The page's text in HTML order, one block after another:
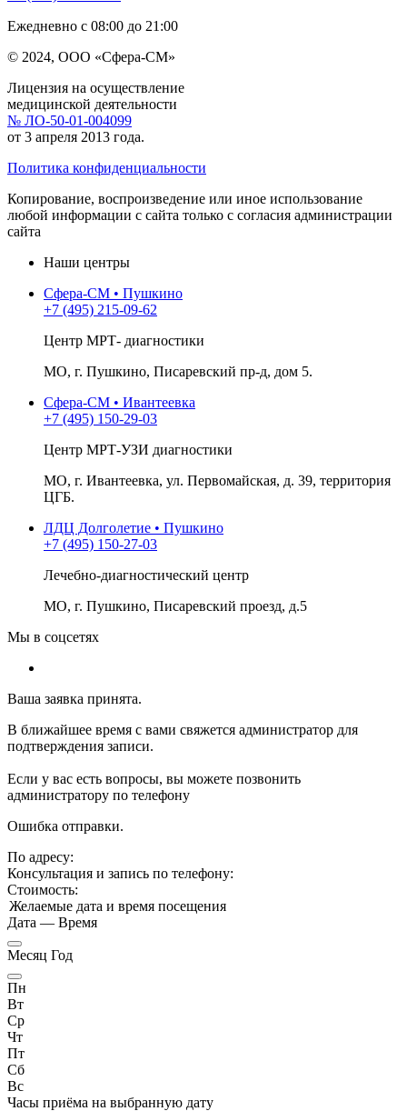
Ежедневно с 08:00 до 21:00
© 2024, ООО «Сфера-СМ»
Лицензия на осуществление
медицинской деятельности
№ ЛО-50-01-004099
от 3 апреля 2013 года.
Политика конфиденциальности
Копирование, воспроизведение или иное использование
любой информации с сайта только с согласия администрации
сайта
Наши центры
Сфера-СМ • Пушкино
+7 (495) 215-09-62
Центр МРТ- диагностики
МО, г. Пушкино, Писаревский пр-д, дом 5.
Сфера-СМ • Ивантеевка
+7 (495) 150-29-03
Центр МРТ-УЗИ диагностики
МО, г. Ивантеевка, ул. Первомайская, д. 39, территория
ЦГБ.
ЛДЦ Долголетие • Пушкино
+7 (495) 150-27-03
Лечебно-диагностический центр
МО, г. Пушкино, Писаревский проезд, д.5
Мы в соцсетях
Ваша заявка принята.
В ближайшее время с вами свяжется администратор для
подтверждения записи.
Если у вас есть вопросы, вы можете позвонить
администратору по телефону
Ошибка отправки.
По адресу:
Консультация и запись по телефону:
Стоимость:
Желаемые дата и время посещения
Дата — Время
Месяц Год
Пн
Вт
Ср
Чт
Пт
Сб
Вс
Часы приёма на выбранную дату